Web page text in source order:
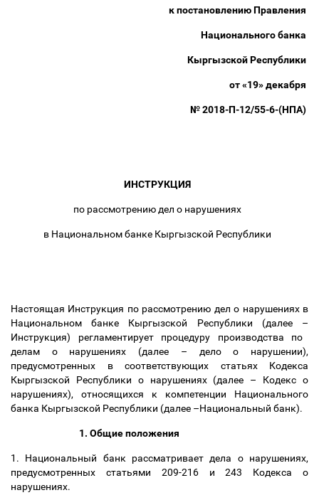
к постановлению Правления
Национального банка
Кыргызской Республики
от «19» декабря
№ 2018-П-12/55-6-(НПА)
ИНСТРУКЦИЯ
по рассмотрению дел о нарушениях
в Национальном банке Кыргызской Республики
Настоящая Инструкция по рассмотрению дел о нарушениях в
Национальном банке Кыргызской Республики (далее –
Инструкция) регламентирует процедуру производства по
делам о нарушениях (далее – дело о нарушении),
предусмотренных в соответствующих статьях Кодекса
Кыргызской Республики о нарушениях (далее – Кодекс о
нарушениях), относящихся к компетенции Национального
банка Кыргызской Республики (далее –Национальный банк).
1. Общие положения
1. Национальный банк рассматривает дела о нарушениях,
предусмотренных статьями 209-216 и 243 Кодекса о
нарушениях.